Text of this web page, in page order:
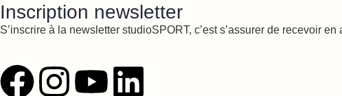
Inscription newsletter
S’inscrire à la newsletter studioSPORT, c’est s’assurer de recevoir